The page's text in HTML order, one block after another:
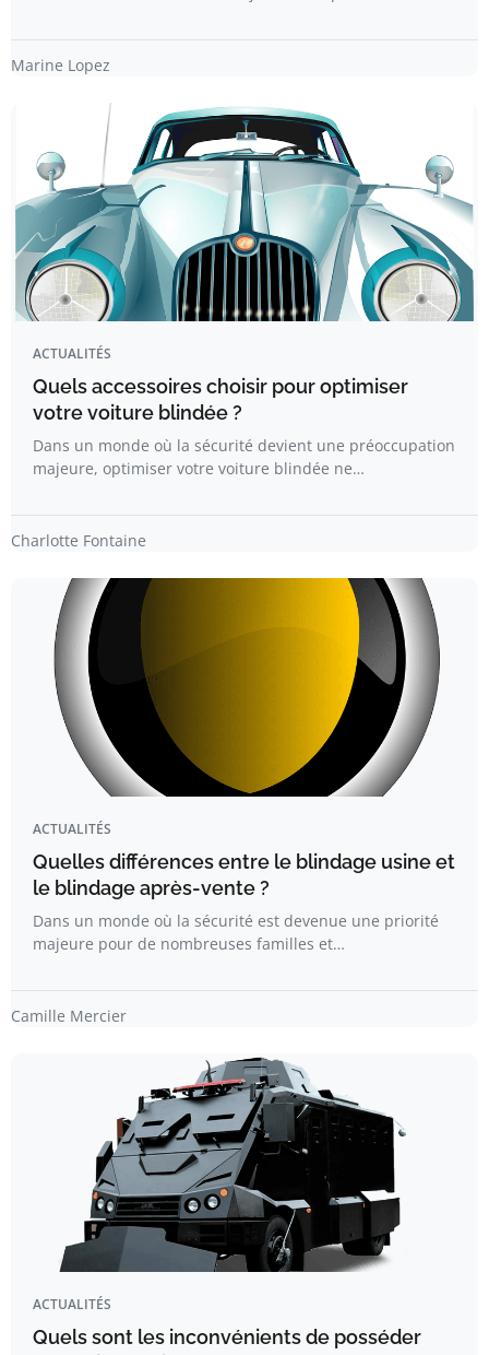
Marine Lopez
ACTUALITÉS
Quels accessoires choisir pour optimiser
votre voiture blindée ?
Dans un monde où la sécurité devient une préoccupation
majeure, optimiser votre voiture blindée ne…
Charlotte Fontaine
ACTUALITÉS
Quelles différences entre le blindage usine et
le blindage après-vente ?
Dans un monde où la sécurité est devenue une priorité
majeure pour de nombreuses familles et…
Camille Mercier
ACTUALITÉS
Quels sont les inconvénients de posséder